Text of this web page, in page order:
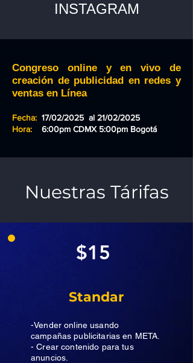
INSTAGRAM
Congreso online y en vivo de
creación de publicidad en redes y
ventas en Línea
Fecha: 17/02/2025 al 21/02/2025
Hora:
6:00pm CDMX 5:00pm Bogotá
Nuestras Tárifas
$15
Standar
-Vender online usando
campañas publicitarias en META.
- Crear contenido para tus
anuncios.